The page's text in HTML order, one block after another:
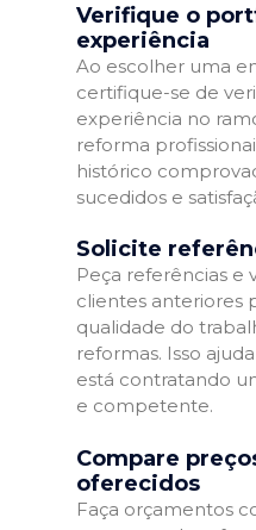
Verifique o
experiência
Ao escolher uma
certifique-se de
experiência no
reforma
histórico
sucedidos e
Solicite
Peça referências e
clientes anteriores
qualidade do
reformas. Isso
está contratando
e competente.
Compare
oferecidos
Faça orçamentos